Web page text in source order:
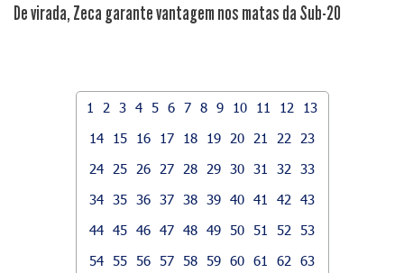
De virada, Zeca garante vantagem nos matas da Sub-20
1 2 3 4 5 6 7 8 9 10 11 12
13
14
15 16 17 18 19 20 21 22
23
24
25 26 27 28 29 30 31 32
33
34 35 36 37 38 39 40 41 42
43
44 45 46 47 48 49 50 51 52
53
54 55 56 57 58 59 60 61 62
63